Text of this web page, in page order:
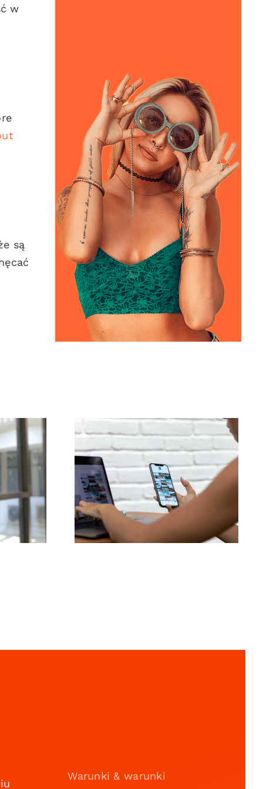
w
są
Najlepsze 3 platformy
do znalezienia
pomysłów na UGC
(treści generowane
przez użytkowników)
Warunki & warunki